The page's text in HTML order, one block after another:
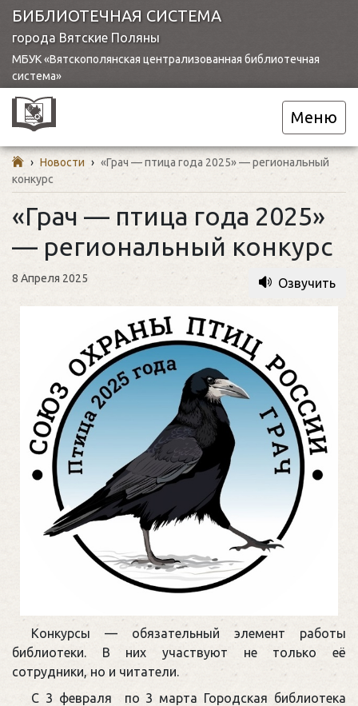
БИБЛИОТЕЧНАЯ СИСТЕМА
города Вятские Поляны
МБУК «Вятскополянская централизованная библиотечная
система»
Меню
› Новости › «Грач — птица года 2025» — региональный
конкурс
«Грач — птица года 2025»
— региональный конкурс
8 Апреля 2025 Озвучить
Конкурсы — обязательный элемент работы
библиотеки. В них участвуют не только её
сотрудники, но и читатели.
С 3 февраля по 3 марта Городская библиотека